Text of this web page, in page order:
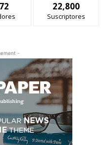
22,800
Suscriptores
-